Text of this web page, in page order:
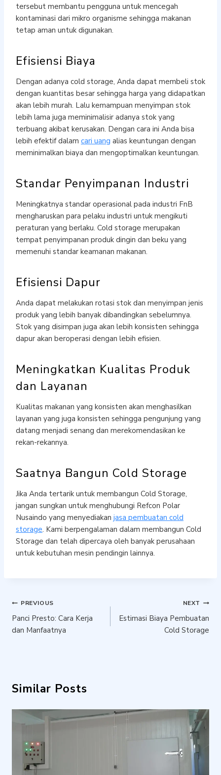
tersebut membantu pengguna untuk mencegah
kontaminasi dari mikro organisme sehingga makanan
tetap aman untuk digunakan.
Efisiensi Biaya
Dengan adanya cold storage, Anda dapat membeli stok
dengan kuantitas besar sehingga harga yang didapatkan
akan lebih murah. Lalu kemampuan menyimpan stok
lebih lama juga meminimalisir adanya stok yang
terbuang akibat kerusakan. Dengan cara ini Anda bisa
lebih efektif dalam cari uang alias keuntungan dengan
meminimalkan biaya dan mengoptimalkan keuntungan.
Standar Penyimpanan Industri
Meningkatnya standar operasional pada industri FnB
mengharuskan para pelaku industri untuk mengikuti
peraturan yang berlaku. Cold storage merupakan
tempat penyimpanan produk dingin dan beku yang
memenuhi standar keamanan makanan.
Efisiensi Dapur
Anda dapat melakukan rotasi stok dan menyimpan jenis
produk yang lebih banyak dibandingkan sebelumnya.
Stok yang disimpan juga akan lebih konsisten sehingga
dapur akan beroperasi dengan lebih efisien.
Meningkatkan Kualitas Produk
dan Layanan
Kualitas makanan yang konsisten akan menghasilkan
layanan yang juga konsisten sehingga pengunjung yang
datang menjadi senang dan merekomendasikan ke
rekan-rekannya.
Saatnya Bangun Cold Storage
Jika Anda tertarik untuk membangun Cold Storage,
jangan sungkan untuk menghubungi Refcon Polar
Nusaindo yang menyediakan jasa pembuatan cold
storage. Kami berpengalaman dalam membangun Cold
Storage dan telah dipercaya oleh banyak perusahaan
untuk kebutuhan mesin pendingin lainnya.
Post
navigation
PREVIOUS
Panci Presto: Cara Kerja
dan Manfaatnya
NEXT
Estimasi Biaya Pembuatan
Cold Storage
Similar Posts